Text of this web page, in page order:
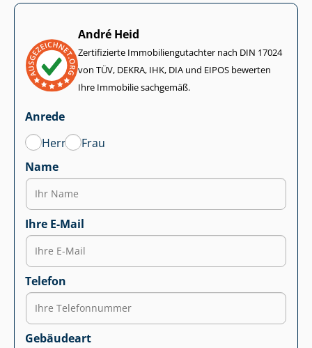
André Heid
Zertifizierte Im­mo­bi­li­en­gut­ach­ter nach DIN 17024
von TÜV, DEKRA, IHK, DIA und EIPOS bewerten
Ihre Immobilie sachgemäß.
Anrede
Herr
Frau
Name
Ihre E-Mail
Telefon
Gebäudeart